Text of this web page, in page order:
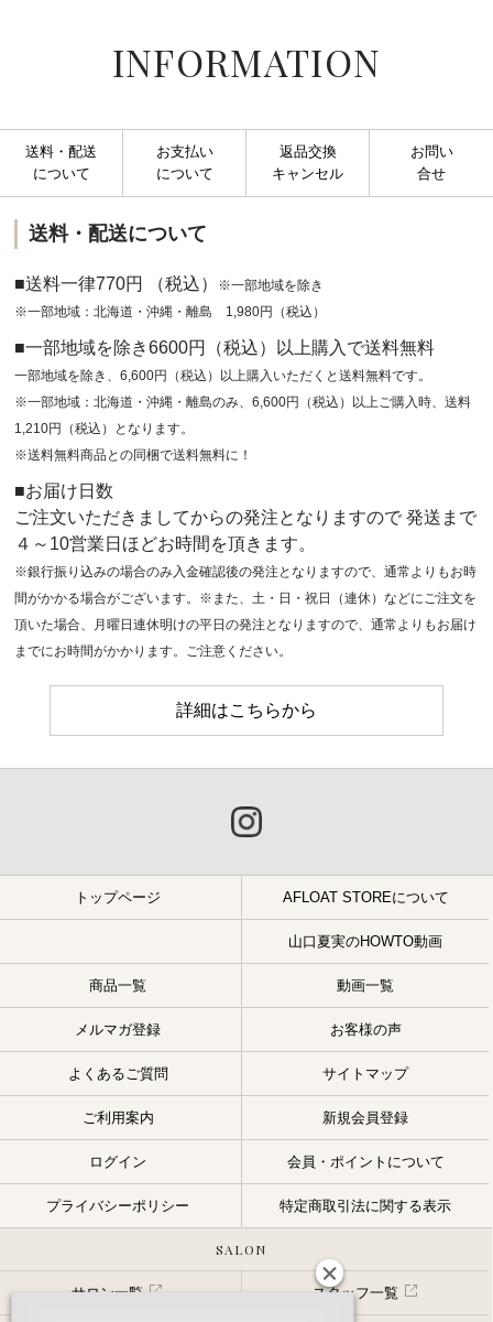
INFORMATION
送料・配送
について
お支払い
について
返品交換
キャンセル
お問い
合せ
送料・配送について
■送料一律770円 （税込）
※一部地域を除き
※一部地域：北海道・沖縄・離島 1,980円（税込）
■一部地域を除き6600円（税込）以上購入で送料無料
一部地域を除き、6,600円（税込）以上購入いただくと送料無料です。
※一部地域：北海道・沖縄・離島のみ、6,600円（税込）以上ご購入時、送料
1,210円（税込）となります。
※送料無料商品との同梱で送料無料に！
■お届け日数
ご注文いただきましてからの発注となりますので 発送まで
４～10営業日ほどお時間を頂きます。
※銀行振り込みの場合のみ入金確認後の発注となりますので、通常よりもお時
間がかかる場合がございます。※また、土・日・祝日（連休）などにご注文を
頂いた場合、月曜日連休明けの平日の発注となりますので、通常よりもお届け
までにお時間がかかります。ご注意ください。
詳細はこちらから
トップページ AFLOAT STOREについて
山口夏実のHOWTO動画
商品一覧 動画一覧
メルマガ登録 お客様の声
よくあるご質問 サイトマップ
ご利用案内 新規会員登録
ログイン 会員・ポイントについて
プライバシーポリシー 特定商取引法に関する表示
SALON
サロン一覧 スタッフ一覧